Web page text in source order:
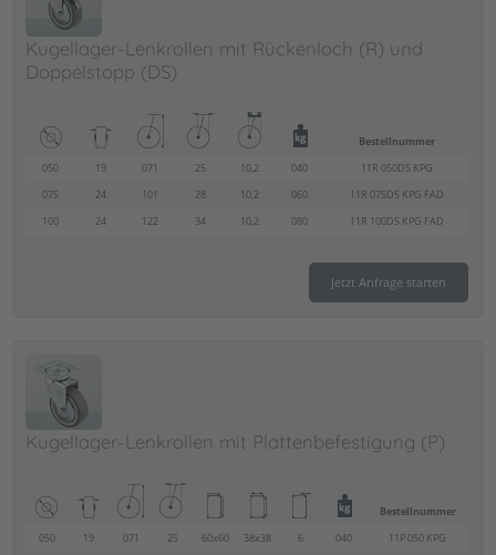
Kugellager-Lenkrollen mit Rückenloch (R) und
Doppelstopp (DS)
Bestellnummer
050
19 071 25 10,2 040
11R 050DS KPG
075
24 101 28 10,2 060
11R 075DS KPG FAD
100
24 122 34 10,2 080 11R 100DS KPG FAD
Jetzt Anfrage starten
Kugellager-Lenkrollen mit Plattenbefestigung (P)
Bestellnummer
050
19 071 25 60x60 38x38 6 040
11P 050 KPG